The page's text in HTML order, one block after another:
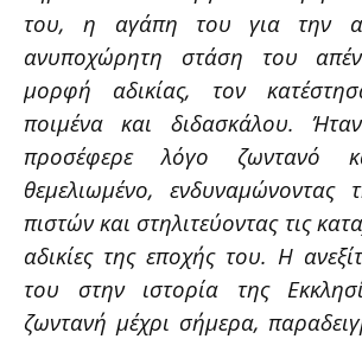
του, η αγάπη του για την
ανυποχώρητη στάση του
μορφή αδικίας, τον
ποιμένα και διδασκάλου.
προσέφερε λόγο ζωντανό
θεμελιωμένο, ενδυναμώνοντας
πιστών και στηλιτεύοντας τις
αδικίες της εποχής του. Η
του στην ιστορία της
ζωντανή μέχρι σήμερα,